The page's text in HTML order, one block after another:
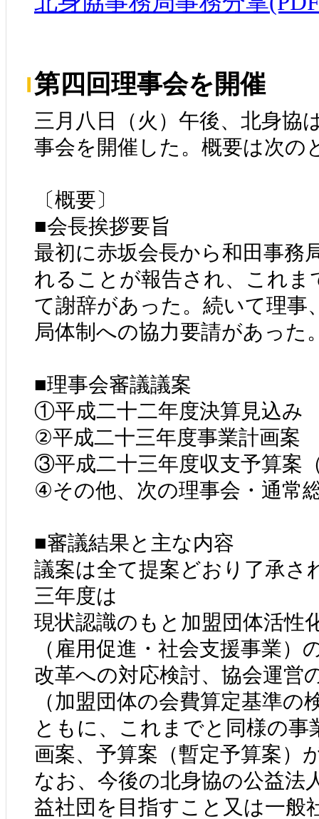
第四回理事会を開催
三月八日（火）午後、北身協
事会を開催した。概要は次の
〔概要〕
■会長挨拶要旨
最初に赤坂会長から和田事務
れることが報告され、これま
て謝辞があった。続いて理事
局体制への協力要請があった
■理事会審議議案
①平成二十二年度決算見込み
②平成二十三年度事業計画案
③平成二十三年度収支予算案
④その他、次の理事会・通常
■審議結果と主な内容
議案は全て提案どおり了承さ
三年度は
現状認識のもと加盟団体活性
（雇用促進・社会支援事業）
改革への対応検討、協会運営
（加盟団体の会費算定基準の
ともに、これまでと同様の事
画案、予算案（暫定予算案）
なお、今後の北身協の公益法
益社団を目指すこと又は一般